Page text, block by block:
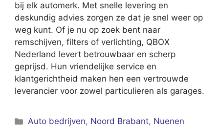
bij elk automerk. Met snelle levering en
deskundig advies zorgen ze dat je snel weer op
weg kunt. Of je nu op zoek bent naar
remschijven, filters of verlichting, QBOX
Nederland levert betrouwbaar en scherp
geprijsd. Hun vriendelijke service en
klantgerichtheid maken hen een vertrouwde
leverancier voor zowel particulieren als garages.
Categorieën
Auto bedrijven, Noord Brabant, Nuenen